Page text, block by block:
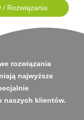
/ Rozwiązania
rozwiązania
najwyższe
naszych klientów.